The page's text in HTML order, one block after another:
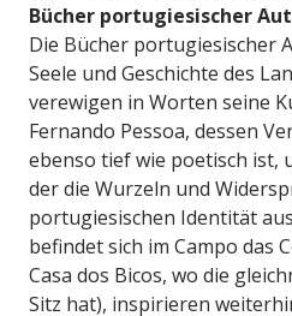
Bücher portugiesischer
Die Bücher portugiesischer
Seele und Geschichte des
verewigen in Worten seine
Fernando Pessoa, dessen
ebenso tief wie poetisch ist,
der die Wurzeln und
portugiesischen Identität
befindet sich im Campo das
Casa dos Bicos, wo die
Sitz hat), inspirieren